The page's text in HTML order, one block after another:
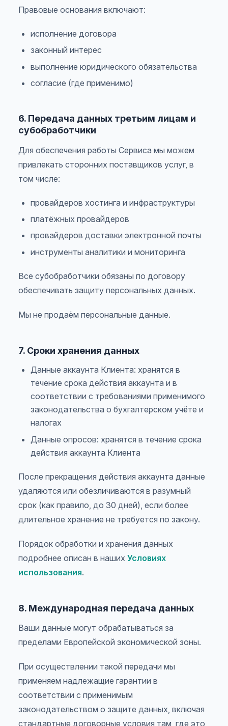
Правовые основания включают:
исполнение договора
законный интерес
выполнение юридического обязательства
согласие (где применимо)
6. Передача данных третьим лицам и
субобработчики
Для обеспечения работы Сервиса мы можем
привлекать сторонних поставщиков услуг, в
том числе:
провайдеров хостинга и инфраструктуры
платёжных провайдеров
провайдеров доставки электронной почты
инструменты аналитики и мониторинга
Все субобработчики обязаны по договору
обеспечивать защиту персональных данных.
Мы не продаём персональные данные.
7. Сроки хранения данных
Данные аккаунта Клиента: хранятся в
течение срока действия аккаунта и в
соответствии с требованиями применимого
законодательства о бухгалтерском учёте и
налогах
Данные опросов: хранятся в течение срока
действия аккаунта Клиента
После прекращения действия аккаунта данные
удаляются или обезличиваются в разумный
срок (как правило, до 30 дней), если более
длительное хранение не требуется по закону.
Порядок обработки и хранения данных
подробнее описан в наших Условиях
использования.
8. Международная передача данных
Ваши данные могут обрабатываться за
пределами Европейской экономической зоны.
При осуществлении такой передачи мы
применяем надлежащие гарантии в
соответствии с применимым
законодательством о защите данных, включая
стандартные договорные условия там, где это